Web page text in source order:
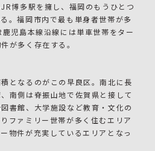
博多駅を擁し、福岡のもうひとつ
。福岡市内で最も単身者世帯が多
児島本線沿線には単車世帯をター
が多く存在する。
となるのがこの早良区。南北に長
南側は脊振山地で佐賀県と接して
書館、大学施設など教育・文化の
ファミリー世帯が多く住むエリア
物件が充実しているエリアとなっ